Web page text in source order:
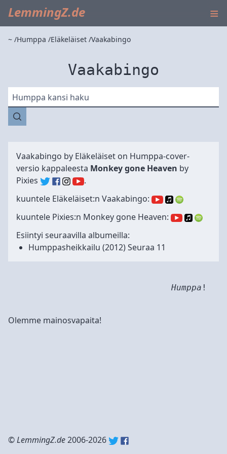
LemmingZ.de ≡
~ Humppa Eläkeläiset Vaakabingo
Vaakabingo
Humppa kansi haku
Vaakabingo by Eläkeläiset on Humppa-cover-
versio kappaleesta Monkey gone Heaven by
Pixies
.
kuuntele Eläkeläiset:n Vaakabingo:
kuuntele Pixies:n Monkey gone Heaven:
Esiintyi seuraavilla albumeilla:
Humppasheikkailu (2012) Seuraa 11
Humppa !
Olemme mainosvapaita!
©LemmingZ.de2006-2026